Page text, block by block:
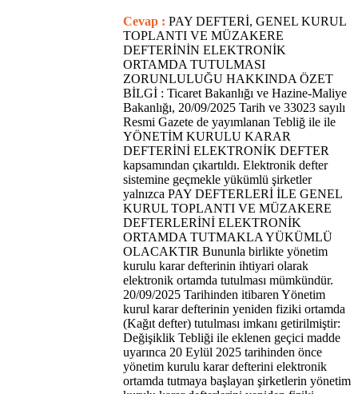
Cevap : PAY DEFTERİ, GENEL KURUL
TOPLANTI VE MÜZAKERE
DEFTERİNİN ELEKTRONİK
ORTAMDA TUTULMASI
ZORUNLULUĞU HAKKINDA ÖZET
BİLGİ : Ticaret Bakanlığı ve Hazine-Maliye
Bakanlığı, 20/09/2025 Tarih ve 33023 sayılı
Resmi Gazete de yayımlanan Tebliğ ile ile
YÖNETİM KURULU KARAR
DEFTERİNİ ELEKTRONİK DEFTER
kapsamından çıkartıldı. Elektronik defter
sistemine geçmekle yükümlü şirketler
yalnızca PAY DEFTERLERİ İLE GENEL
KURUL TOPLANTI VE MÜZAKERE
DEFTERLERİNİ ELEKTRONİK
ORTAMDA TUTMAKLA YÜKÜMLÜ
OLACAKTIR Bununla birlikte yönetim
kurulu karar defterinin ihtiyari olarak
elektronik ortamda tutulması mümkündür.
20/09/2025 Tarihinden itibaren Yönetim
kurul karar defterinin yeniden fiziki ortamda
(Kağıt defter) tutulması imkanı getirilmiştir:
Değişiklik Tebliği ile eklenen geçici madde
uyarınca 20 Eylül 2025 tarihinden önce
yönetim kurulu karar defterini elektronik
ortamda tutmaya başlayan şirketlerin yönetim